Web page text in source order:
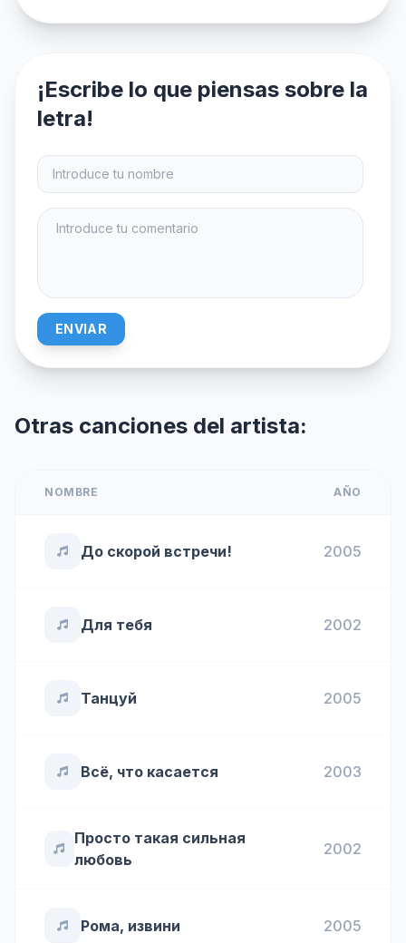
¡Escribe lo que piensas sobre la
letra!
ENVIAR
Otras canciones del artista:
NOMBRE AÑO
До скорой встречи! 2005
Для тебя 2002
Танцуй 2005
Всё, что касается 2003
Просто такая сильная
любовь
2002
Рома, извини 2005